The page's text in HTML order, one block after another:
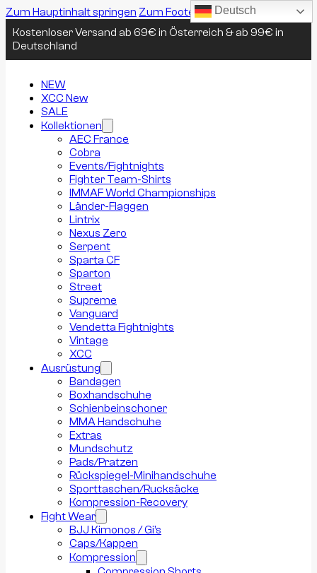
Zum Hauptinhalt springen Zum Footer springen
Kostenloser Versand ab 69€ in Österreich & ab 99€ in
Deutschland
NEW
XCC New
SALE
Kollektionen
AEC France
Cobra
Events/Fightnights
Fighter Team-Shirts
IMMAF World Championships
Länder-Flaggen
Lintrix
Nexus Zero
Serpent
Sparta CF
Sparton
Street
Supreme
Vanguard
Vendetta Fightnights
Vintage
XCC
Ausrüstung
Bandagen
Boxhandschuhe
Schienbeinschoner
MMA Handschuhe
Extras
Mundschutz
Pads/Pratzen
Rückspiegel-Minihandschuhe
Sporttaschen/Rucksäcke
Kompression-Recovery
Fight Wear
BJJ Kimonos / Gi’s
Caps/Kappen
Kompression
Deutsch